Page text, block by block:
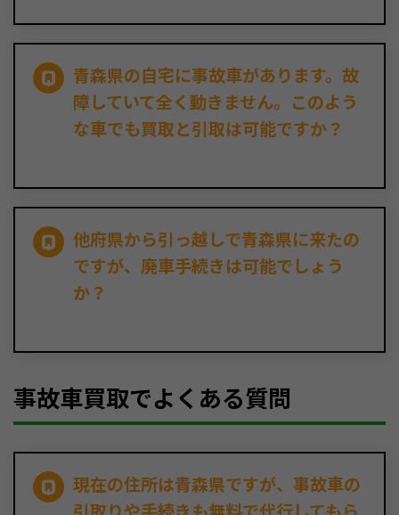
青森県の自宅に事故車があります。故
障していて全く動きません。このよう
な車でも買取と引取は可能ですか？
他府県から引っ越しで青森県に来たの
ですが、廃車手続きは可能でしょう
か？
事故車買取でよくある質問
現在の住所は青森県ですが、事故車の